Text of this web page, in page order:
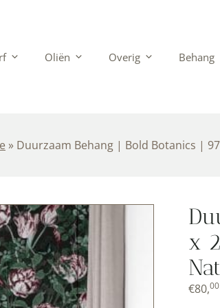
Oliën Overig Behang
» Duurzaam Behang | Bold Botanics |
x
€80,00